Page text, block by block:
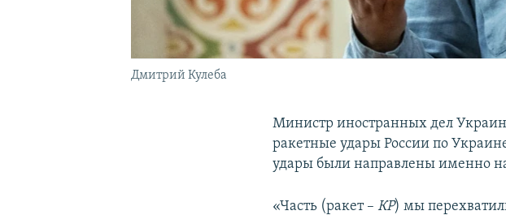
Дмитрий Кулеба
Министр иностранных дел
ракетные удары России по
удары были направлены именно
«Часть (ракет –КР) мы